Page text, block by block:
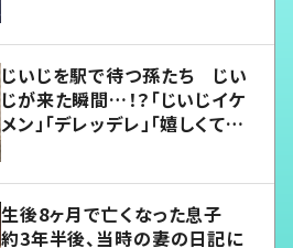
じいじを駅で待つ孫たち じい
じが来た瞬間…！？「じいじイケ
メン」「デレッデレ」「嬉しくて可
生後8ヶ月で亡くなった息子
約3年半後、当時の妻の日記に